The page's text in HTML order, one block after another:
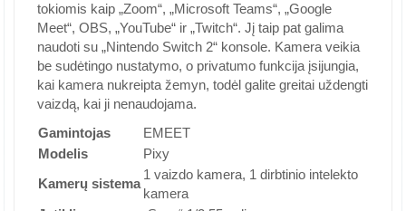
tokiomis kaip „Zoom“, „Microsoft Teams“, „Google
Meet“, OBS, „YouTube“ ir „Twitch“. Jį taip pat galima
naudoti su „Nintendo Switch 2“ konsole. Kamera veikia
be sudėtingo nustatymo, o privatumo funkcija įsijungia,
kai kamera nukreipta žemyn, todėl galite greitai uždengti
vaizdą, kai ji nenaudojama.
Gamintojas
EMEET
Modelis
Pixy
Kamerų sistema
1 vaizdo kamera, 1 dirbtinio intelekto
kamera